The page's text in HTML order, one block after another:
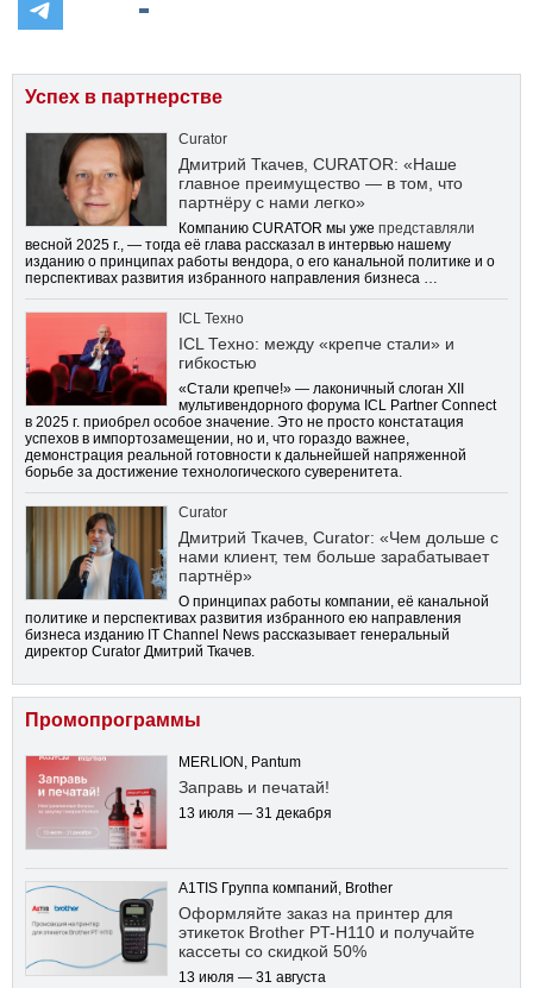
Успех в партнерстве
Curator
Дмитрий Ткачев, CURATOR: «Наше
главное преимущество — в том, что
партнёру с нами легко»
Компанию CURATOR мы уже представляли
весной 2025 г., — тогда её глава рассказал в интервью нашему
изданию о принципах работы вендора, о его канальной политике и о
перспективах развития избранного направления бизнеса …
ICL Техно
ICL Техно: между «крепче стали» и
гибкостью
«Стали крепче!» — лаконичный слоган XII
мультивендорного форума ICL Partner Connect
в 2025 г. приобрел особое значение. Это не просто констатация
успехов в импортозамещении, но и, что гораздо важнее,
демонстрация реальной готовности к дальнейшей напряженной
борьбе за достижение технологического суверенитета.
Curator
Дмитрий Ткачев, Curator: «Чем дольше с
нами клиент, тем больше зарабатывает
партнёр»
О принципах работы компании, её канальной
политике и перспективах развития избранного ею направления
бизнеса изданию IT Channel News рассказывает генеральный
директор Curator Дмитрий Ткачев.
Промопрограммы
MERLION, Pantum
Заправь и печатай!
13 июля — 31 декабря
A1TIS Группа компаний, Brother
Оформляйте заказ на принтер для
этикеток Brother PT-H110 и получайте
кассеты со скидкой 50%
13 июля — 31 августа